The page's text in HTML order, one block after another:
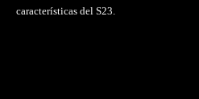
características del S23.